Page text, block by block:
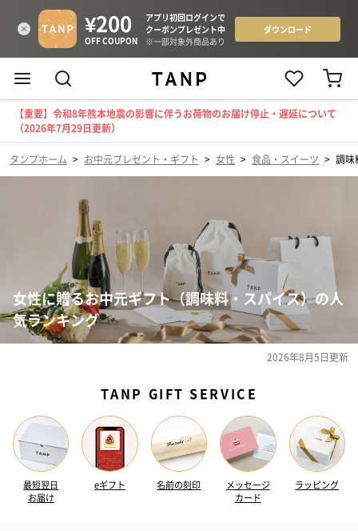
【重要】令和8年熊本地震の影響に伴うお荷物のお届け停止・遅延について
（2026年7月29日更新）
タンプホーム > お中元プレゼント・ギフト > 女性 > 食品・スイーツ > 調味
女性に贈るお中元ギフト（調味料・スパイス）の人
気ランキング
2026年8月5日更新
TANP GIFT SERVICE
最短翌日
お届け
eギフト 名前の刻印
メッセージ
カード
ラッピング